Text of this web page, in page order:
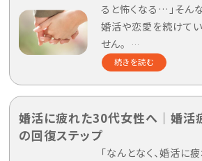
ると怖くなる…」そん
婚活や恋愛を続けて
せん。
…
続きを読む
婚活に疲れた30代女性へ｜婚活
の回復ステップ
「なんとなく、婚活に